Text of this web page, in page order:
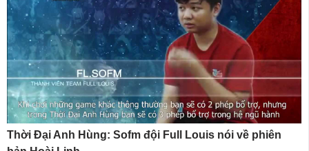
Thời Đại Anh Hùng: Sofm đội Full Louis nói về phiên